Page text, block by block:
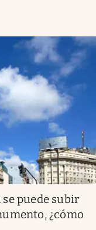
se puede subir
¿cómo